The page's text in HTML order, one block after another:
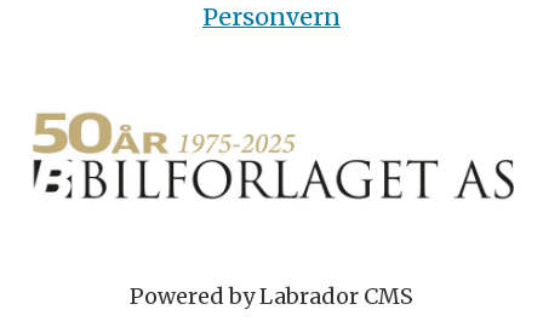
Personvern
Powered by Labrador CMS